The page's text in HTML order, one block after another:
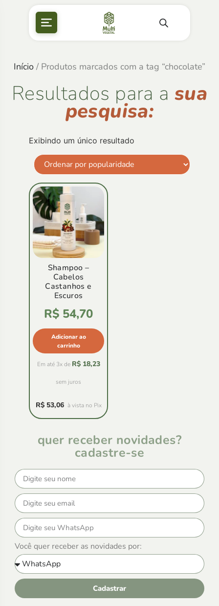
Início / Produtos marcados com a tag “chocolate”
Resultados para a sua
pesquisa:
Exibindo um único resultado
Shampoo –
Cabelos
Castanhos e
Escuros
4.83
de
5
R$ 54,70
Adicionar ao
carrinho
Em até 3x de R$18,23
sem juros
R$53,06 à vista no Pix
quer receber novidades?
cadastre-se
Você quer receber as novidades por:
Cadastrar